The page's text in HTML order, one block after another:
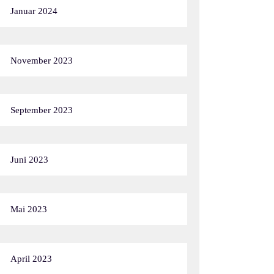
Januar 2024
November 2023
September 2023
Juni 2023
Mai 2023
April 2023